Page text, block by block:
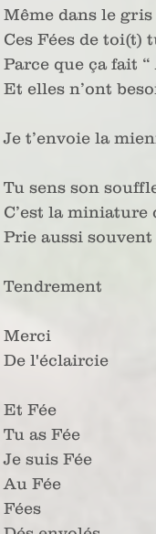
Même dans le gris
Ces Fées de toi(t)
Parce que ça fait “
Et elles n’ont
Je t’envoie la
Tu sens son
C’est la miniature
Prie aussi
Tendrement
Merci
De l'éclaircie
Et Fée
Tu as Fée
Je suis Fée
Au Fée
Fées